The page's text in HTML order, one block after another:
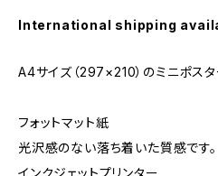
International shipping
A4サイズ（297×210）のミニポス
フォットマット紙
光沢感のない落ち着いた質感です。
インクジェットプリンター